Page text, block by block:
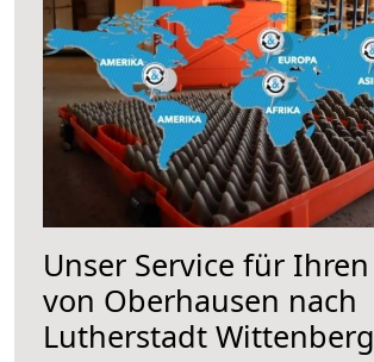
Unser Service für
von Oberhausen nach
Lutherstadt Wittenberg